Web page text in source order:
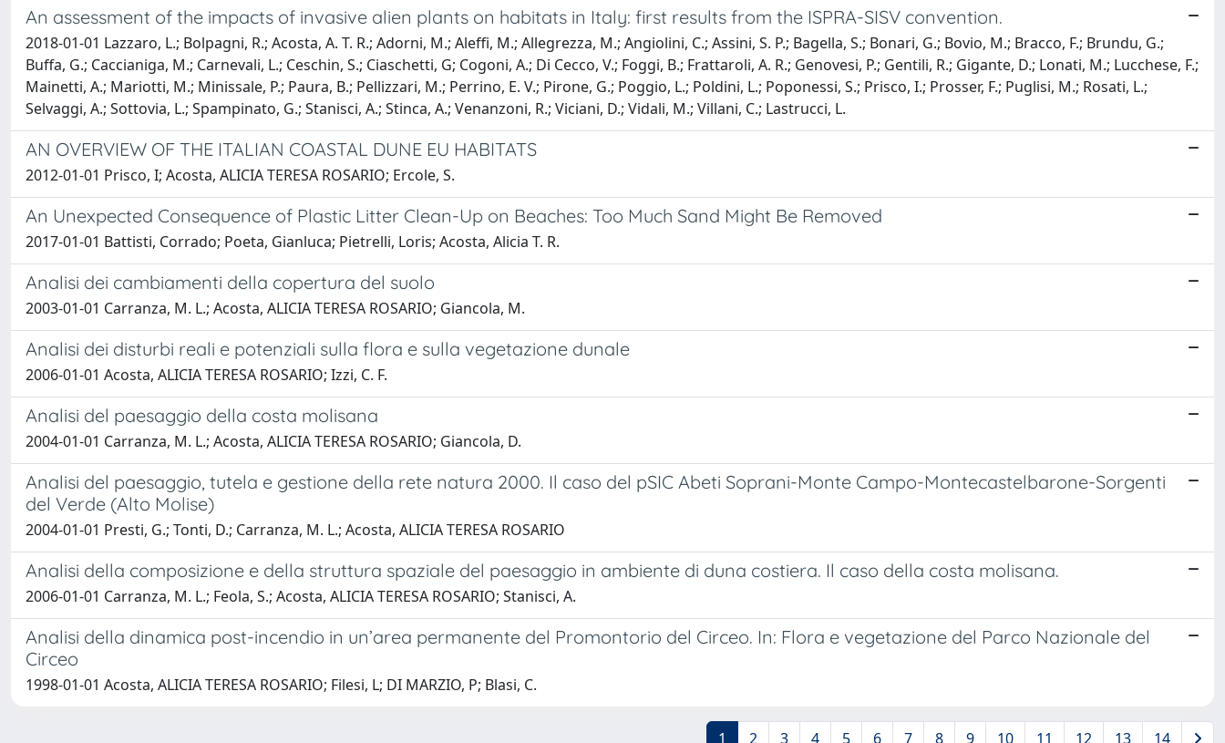
An assessment of the impacts of invasive alien plants on habitats in Italy: first results from the ISPRA-SISV convention.
2018-01-01 Lazzaro, L.; Bolpagni, R.; Acosta, A. T. R.; Adorni, M.; Aleffi, M.; Allegrezza, M.; Angiolini, C.; Assini, S. P.; Bagella, S.; Bonari, G.; Bovio, M.; Bracco, F.; Brundu, G.;
Buffa, G.; Caccianiga, M.; Carnevali, L.; Ceschin, S.; Ciaschetti, G; Cogoni, A.; Di Cecco, V.; Foggi, B.; Frattaroli, A. R.; Genovesi, P.; Gentili, R.; Gigante, D.; Lonati, M.; Lucchese, F.;
Mainetti, A.; Mariotti, M.; Minissale, P.; Paura, B.; Pellizzari, M.; Perrino, E. V.; Pirone, G.; Poggio, L.; Poldini, L.; Poponessi, S.; Prisco, I.; Prosser, F.; Puglisi, M.; Rosati, L.;
Selvaggi, A.; Sottovia, L.; Spampinato, G.; Stanisci, A.; Stinca, A.; Venanzoni, R.; Viciani, D.; Vidali, M.; Villani, C.; Lastrucci, L.
AN OVERVIEW OF THE ITALIAN COASTAL DUNE EU HABITATS
2012-01-01 Prisco, I; Acosta, ALICIA TERESA ROSARIO; Ercole, S.
An Unexpected Consequence of Plastic Litter Clean-Up on Beaches: Too Much Sand Might Be Removed
2017-01-01 Battisti, Corrado; Poeta, Gianluca; Pietrelli, Loris; Acosta, Alicia T. R.
Analisi dei cambiamenti della copertura del suolo
2003-01-01 Carranza, M. L.; Acosta, ALICIA TERESA ROSARIO; Giancola, M.
Analisi dei disturbi reali e potenziali sulla flora e sulla vegetazione dunale
2006-01-01 Acosta, ALICIA TERESA ROSARIO; Izzi, C. F.
Analisi del paesaggio della costa molisana
2004-01-01 Carranza, M. L.; Acosta, ALICIA TERESA ROSARIO; Giancola, D.
Analisi del paesaggio, tutela e gestione della rete natura 2000. Il caso del pSIC Abeti Soprani-Monte Campo-Montecastelbarone-Sorgenti
del Verde (Alto Molise)
2004-01-01 Presti, G.; Tonti, D.; Carranza, M. L.; Acosta, ALICIA TERESA ROSARIO
Analisi della composizione e della struttura spaziale del paesaggio in ambiente di duna costiera. Il caso della costa molisana.
2006-01-01 Carranza, M. L.; Feola, S.; Acosta, ALICIA TERESA ROSARIO; Stanisci, A.
Analisi della dinamica post-incendio in un’area permanente del Promontorio del Circeo. In: Flora e vegetazione del Parco Nazionale del
Circeo
1998-01-01 Acosta, ALICIA TERESA ROSARIO; Filesi, L; DI MARZIO, P; Blasi, C.
1 2 3 4 5 6 7 8 9 10 11 12 13 14